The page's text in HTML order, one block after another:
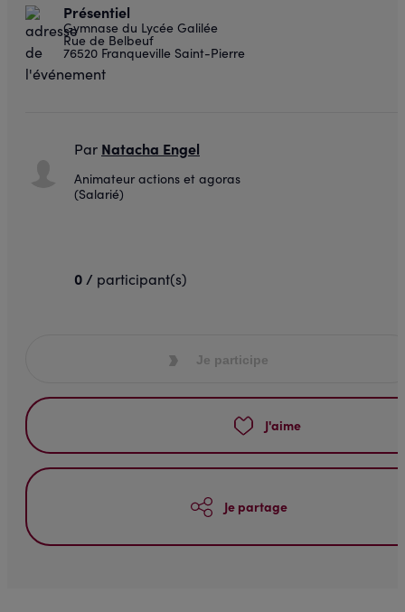
Présentiel
Gymnase du Lycée Galilée
Rue de Belbeuf
76520 Franqueville Saint-Pierre
Par Natacha Engel
Animateur actions et agoras
(Salarié)
0 / participant(s)
Je participe
J'aime
Je partage